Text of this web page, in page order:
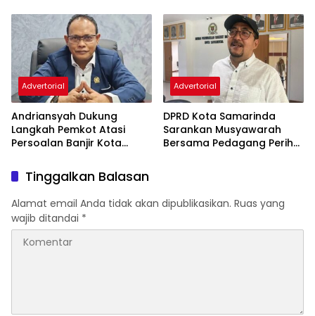
Advertorial
Andriansyah Dukung
Langkah Pemkot Atasi
Persoalan Banjir Kota
Advertorial
DPRD Kota Samarinda
Sarankan Musyawarah
Bersama Pedagang Perihal
Tinggalkan Balasan
Alamat email Anda tidak akan dipublikasikan. Ruas yang
wajib ditandai *